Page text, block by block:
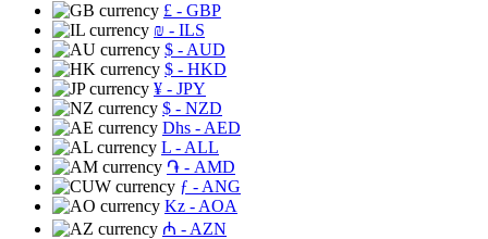
£ - GBP
₪ - ILS
$ - AUD
$ - HKD
¥ - JPY
$ - NZD
Dhs - AED
L - ALL
֏ - AMD
ƒ - ANG
Kz - AOA
₼ - AZN